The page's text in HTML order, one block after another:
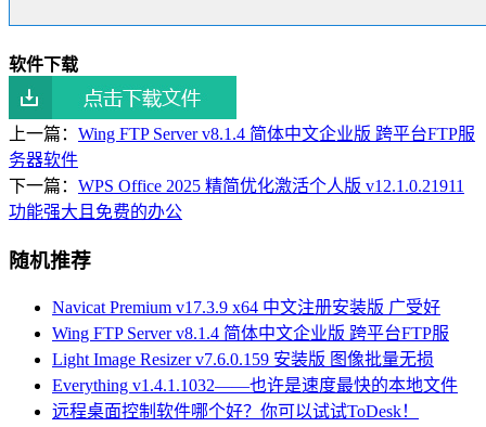
软件下载
上一篇： Wing FTP Server v8.1.4 简体中文企业版 跨平台FTP服
务器软件
下一篇： WPS Office 2025 精简优化激活个人版 v12.1.0.21911
功能强大且免费的办公
随机推荐
Navicat Premium v17.3.9 x64 中文注册安装版 广受好
Wing FTP Server v8.1.4 简体中文企业版 跨平台FTP服
Light Image Resizer v7.6.0.159 安装版 图像批量无损
Everything v1.4.1.1032——也许是速度最快的本地文件
远程桌面控制软件哪个好？你可以试试ToDesk！